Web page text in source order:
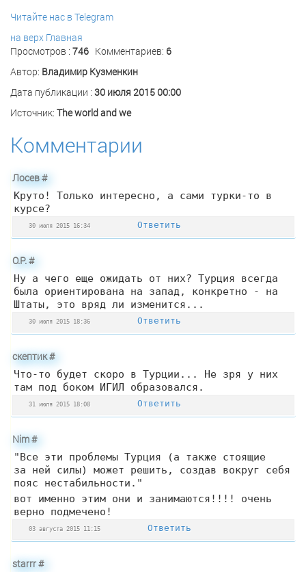
Читайте нас в Telegram
на верх Главная
Просмотров : 746 Комментариев: 6
Автор: Владимир Кузменкин
Дата публикации : 30 июля 2015 00:00
Источник: The world and we
Комментарии
Лосев#
Круто! Только интересно, а сами турки-то в
курсе?
30 июля 2015 16:34 Ответить
О.Р.#
Ну а чего еще ожидать от них? Турция всегда
была ориентирована на запад, конкретно - на
Штаты, это вряд ли изменится...
30 июля 2015 18:36 Ответить
скептик#
Что-то будет скоро в Турции... Не зря у них
там под боком ИГИЛ образовался.
31 июля 2015 18:08 Ответить
Nim#
"Все эти проблемы Турция (а также стоящие
за ней силы) может решить, создав вокруг себя
пояс нестабильности."
вот именно этим они и занимаются!!!! очень
верно подмечено!
03 августа 2015 11:15 Ответить
starrr#